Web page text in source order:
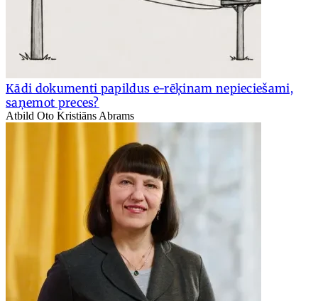
Kādi dokumenti papildus e-rēķinam nepieciešami,
saņemot preces?
Atbild Oto Kristiāns Abrams